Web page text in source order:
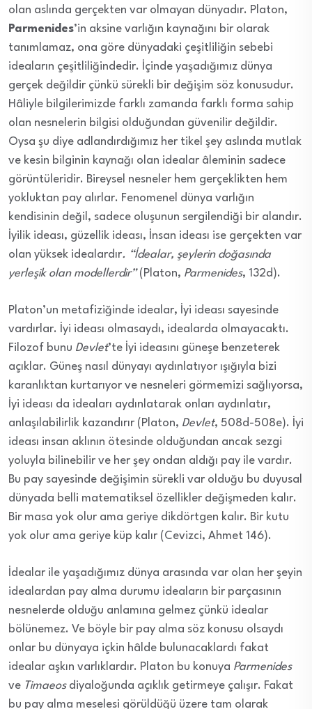
olan aslında gerçekten var olmayan dünyadır. Platon,
Parmenides’in aksine varlığın kaynağını bir olarak
tanımlamaz, ona göre dünyadaki çeşitliliğin sebebi
ideaların çeşitliliğindedir. İçinde yaşadığımız dünya
gerçek değildir çünkü sürekli bir değişim söz konusudur.
Hâliyle bilgilerimizde farklı zamanda farklı forma sahip
olan nesnelerin bilgisi olduğundan güvenilir değildir.
Oysa şu diye adlandırdığımız her tikel şey aslında mutlak
ve kesin bilginin kaynağı olan idealar âleminin sadece
görüntüleridir. Bireysel nesneler hem gerçeklikten hem
yokluktan pay alırlar. Fenomenel dünya varlığın
kendisinin değil, sadece oluşunun sergilendiği bir alandır.
İyilik ideası, güzellik ideası, İnsan ideası ise gerçekten var
olan yüksek idealardır. “İdealar, şeylerin doğasında
yerleşik olan modellerdir”(Platon, Parmenides, 132d).
Platon’un metafiziğinde idealar, İyi ideası sayesinde
vardırlar. İyi ideası olmasaydı, idealarda olmayacaktı.
Filozof bunu Devlet’te İyi ideasını güneşe benzeterek
açıklar. Güneş nasıl dünyayı aydınlatıyor ışığıyla bizi
karanlıktan kurtarıyor ve nesneleri görmemizi sağlıyorsa,
İyi ideası da ideaları aydınlatarak onları aydınlatır,
anlaşılabilirlik kazandırır (Platon, Devlet, 508d-508e). İyi
ideası insan aklının ötesinde olduğundan ancak sezgi
yoluyla bilinebilir ve her şey ondan aldığı pay ile vardır.
Bu pay sayesinde değişimin sürekli var olduğu bu duyusal
dünyada belli matematiksel özellikler değişmeden kalır.
Bir masa yok olur ama geriye dikdörtgen kalır. Bir kutu
yok olur ama geriye küp kalır (Cevizci, Ahmet 146).
İdealar ile yaşadığımız dünya arasında var olan her şeyin
idealardan pay alma durumu ideaların bir parçasının
nesnelerde olduğu anlamına gelmez çünkü idealar
bölünemez. Ve böyle bir pay alma söz konusu olsaydı
onlar bu dünyaya içkin hâlde bulunacaklardı fakat
idealar aşkın varlıklardır. Platon bu konuya Parmenides
ve Timaeosdiyaloğunda açıklık getirmeye çalışır. Fakat
bu pay alma meselesi görüldüğü üzere tam olarak